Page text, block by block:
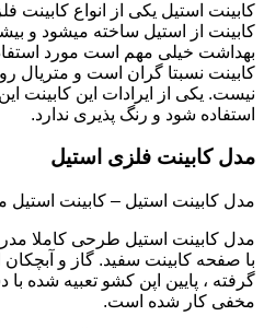
کابینت استیل یکی از انواع
کابینت از استیل ساخته میشود و
بهداشت خیلی مهم است مورد
کابینت نسبتا گران است و متریال
نیست. یکی از ایرادات این کابینت
استفاده شود و رنگ پذیری ندارد.
مدل کابینت فلزی استیل
مدل کابینت استیل – کابینت استیل
مدل کابینت استیل طرحی کاملا
با صفحه کابینت سفید. گاز و آبچکان
گرفته ، پایین اپن کشو تعبیه شده
مخفی کار شده است.